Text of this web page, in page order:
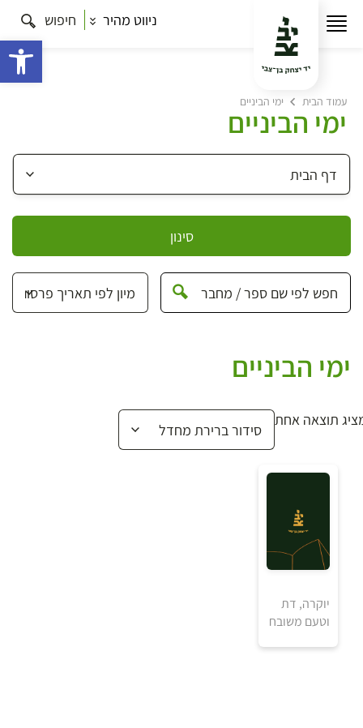
ניווט מהיר חיפוש
עמוד הבית ימי הביניים
ימי הביניים
סינון
ימי הביניים
תוצאה אחת
₪
למידע ולרכישה
יוקרה, דת
וטעם משובח